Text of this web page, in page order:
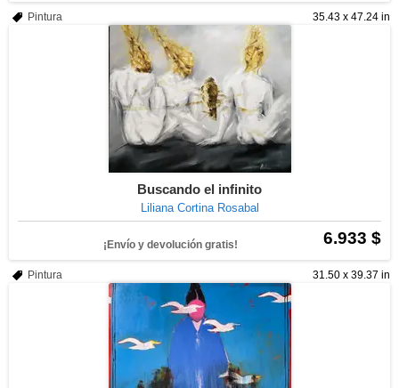
35.43 x 47.24 in
Pintura
Buscando el infinito
Liliana Cortina Rosabal
6.933 $
¡Envío y devolución gratis!
31.50 x 39.37 in
Pintura